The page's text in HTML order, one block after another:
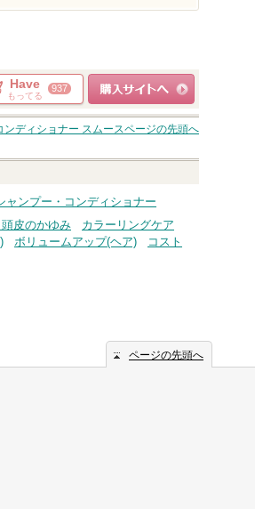
Have
もってる
937
ショッピングサイト
へ
ディショナー スムースページの先頭へ
ャンプー・コンディショナー
皮のかゆみ
カラーリングケア
ボリュームアップ(ヘア)
コスト
ページの先頭へ